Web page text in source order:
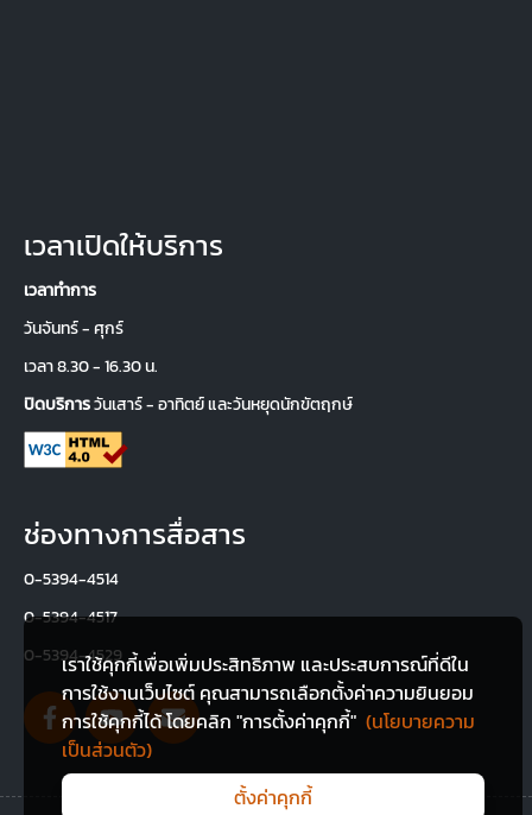
เวลาเปิดให้บริการ
เวลาทำการ
วันจันทร์ - ศุกร์
เวลา 8.30 - 16.30 น.
ปิดบริการ วันเสาร์ - อาทิตย์ และวันหยุดนักขัตฤกษ์
ช่องทางการสื่อสาร
0-5394-4514
0-5394-4517
0-5394-4529
เราใช้คุกกี้เพื่อเพิ่มประสิทธิภาพ และประสบการณ์ที่ดีใน
การใช้งานเว็บไซต์ คุณสามารถเลือกตั้งค่าความยินยอม
การใช้คุกกี้ได้ โดยคลิก "การตั้งค่าคุกกี้" (นโยบายความ
เป็นส่วนตัว)
ตั้งค่าคุกกี้